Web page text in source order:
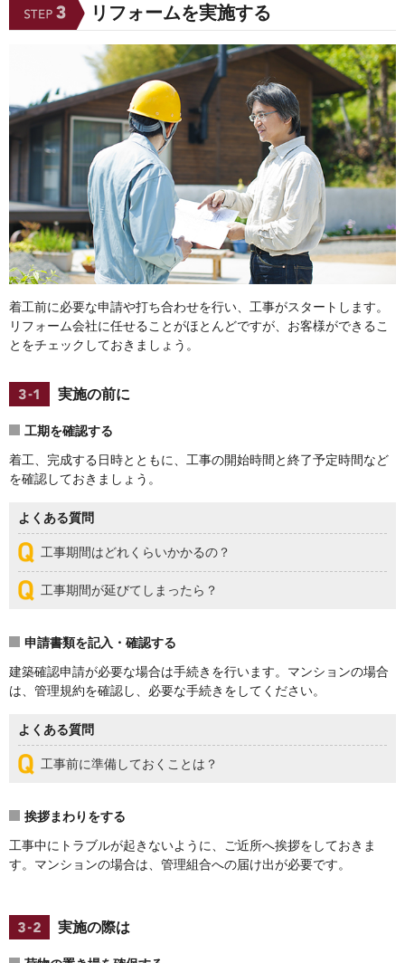
リフォームを実施する
着工前に必要な申請や打ち合わせを行い、工事がスタートします。
リフォーム会社に任せることがほとんどですが、お客様ができるこ
とをチェックしておきましょう。
実施の前に
工期を確認する
着工、完成する日時とともに、工事の開始時間と終了予定時間など
を確認しておきましょう。
よくある質問
工事期間はどれくらいかかるの？
工事期間が延びてしまったら？
申請書類を記入・確認する
建築確認申請が必要な場合は手続きを行います。マンションの場合
は、管理規約を確認し、必要な手続きをしてください。
よくある質問
工事前に準備しておくことは？
挨拶まわりをする
工事中にトラブルが起きないように、ご近所へ挨拶をしておきま
す。マンションの場合は、管理組合への届け出が必要です。
実施の際は